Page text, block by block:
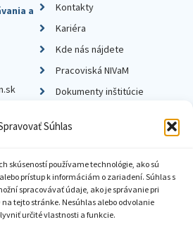
Súhlas
skúseností používame technológie, ako sú
prístup k informáciám o zariadení. Súhlas s
spracovávať údaje, ako je správanie pri
tejto stránke. Nesúhlas alebo odvolanie
určité vlastnosti a funkcie.
a
Kontakty
Kariéra
Kde nás nájdete
Pracoviská NIVaM
Dokumenty inštitúcie
ochrany súkromia